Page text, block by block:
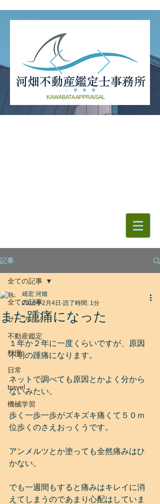
KAWABATA APPRAISAL
記事
全ての記事
サーフィン
不動産鑑定
料理
日常
travel
機械学習
全ての記事
また踵痛になった
靖宏 河畑
2018年2月4日 読了時間: 1分
１年か２年に一度くらいですが、原因
不明の踵痛になります。
ネットで調べても原因とかよく分から
ないみたい。
歩く一歩一歩がズキズキ痛くて５０ｍ
位歩くのさえおっくうです。
アンメルツとか塗っても全然痛みはひ
かない。
でも一週間もすると痛みはキレイに消
えてしまうのであまり心配はしていま